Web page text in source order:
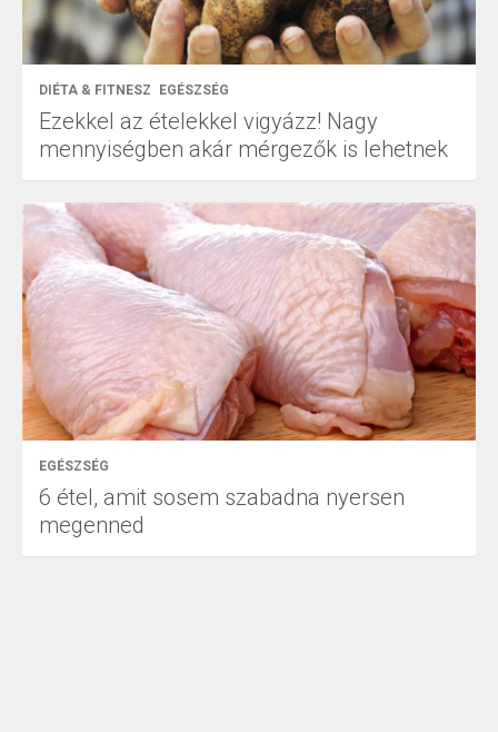
DIÉTA & FITNESZ EGÉSZSÉG
Ezekkel az ételekkel vigyázz! Nagy
mennyiségben akár mérgezők is lehetnek
EGÉSZSÉG
6 étel, amit sosem szabadna nyersen
megenned